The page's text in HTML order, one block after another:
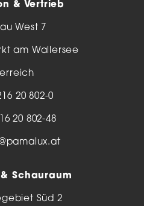
& Vertrieb
West 7
am Wallersee
20 802-0
20 802-48
& Schauraum
Süd 2